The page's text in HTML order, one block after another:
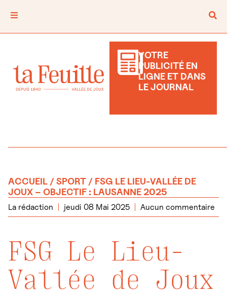
VOTRE
PUBLICITÉ EN
LIGNE ET DANS
LE JOURNAL
ACCUEIL /SPORT / FSG LE LIEU-VALLÉE DE
JOUX – OBJECTIF : LAUSANNE 2025
La rédaction jeudi 08 Mai 2025 Aucun commentaire
FSG Le Lieu-
Vallée de Joux